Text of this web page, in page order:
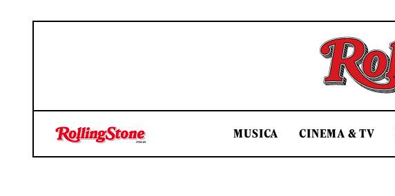
MUSICA CINEMA & TV